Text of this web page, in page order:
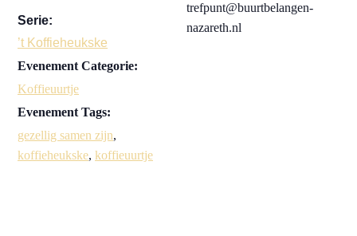
Serie:
’t Koffieheukske
Evenement Categorie:
Koffieuurtje
Evenement Tags:
gezellig samen zijn,
koffieheukske, koffieuurtje
trefpunt@buurtbelangen-
nazareth.nl